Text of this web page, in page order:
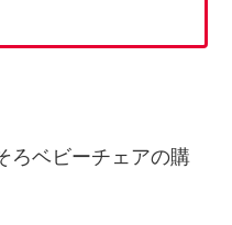
ろベビーチェアの購